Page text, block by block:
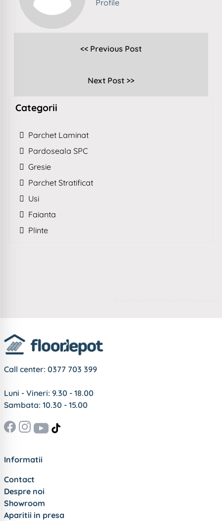
Profile
<< Previous Post
Next Post >>
Categorii
Parchet Laminat
Pardoseala SPC
Gresie
Parchet Stratificat
Usi
Faianta
Plinte
Call center: 0377 703 399
Luni - Vineri: 9.30 - 18.00
Sambata: 10.30 - 15.00
Informatii
Contact
Despre noi
Showroom
Aparitii in presa